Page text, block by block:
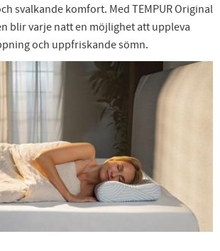
svalkande komfort. Med TEMPUR Original
blir varje natt en möjlighet att uppleva
och uppfriskande sömn.